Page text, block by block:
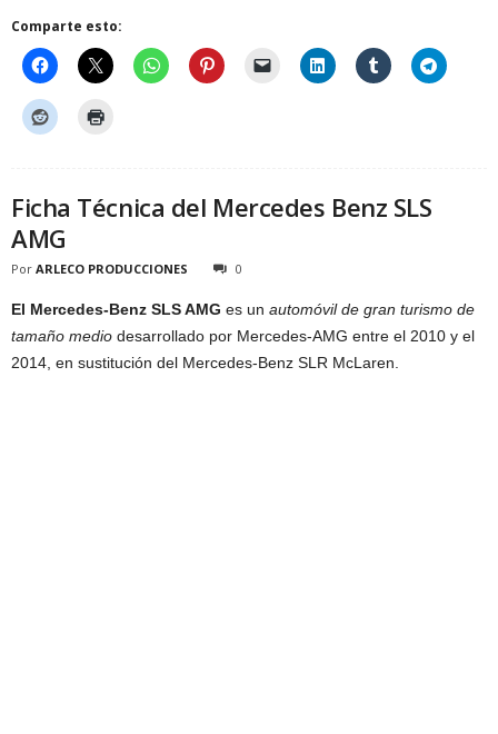
Comparte esto:
Ficha Técnica del Mercedes Benz SLS
AMG
Por ARLECO PRODUCCIONES 0
El Mercedes-Benz SLS AMG es un automóvil de gran turismo de
tamaño medio desarrollado por Mercedes-AMG entre el 2010 y el
2014, en sustitución del Mercedes-Benz SLR McLaren.